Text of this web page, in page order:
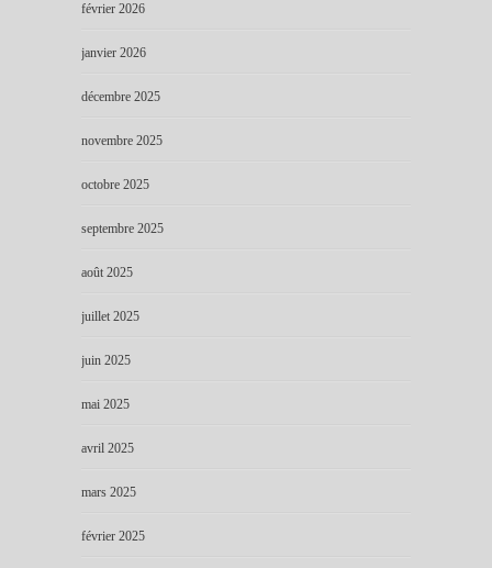
février 2026
janvier 2026
décembre 2025
novembre 2025
octobre 2025
septembre 2025
août 2025
juillet 2025
juin 2025
mai 2025
avril 2025
mars 2025
février 2025